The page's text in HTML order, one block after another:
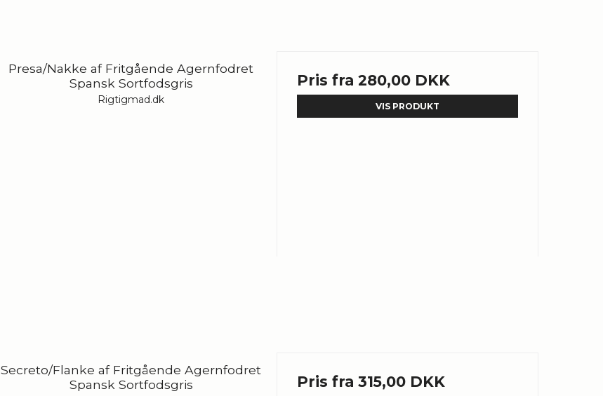
Presa/Nakke af Fritgående Agernfodret
Spansk Sortfodsgris
Rigtigmad.dk
Pris fra 280,00 DKK
VIS PRODUKT
Secreto/Flanke af Fritgående Agernfodret
Spansk Sortfodsgris
Pris fra 315,00 DKK